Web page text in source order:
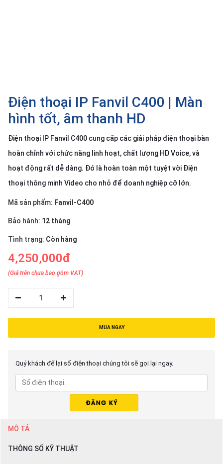
Điện thoại IP Fanvil C400 | Màn
hình tốt, âm thanh HD
Điện thoại IP Fanvil C400 cung cấp các giải pháp điện thoại bàn
hoàn chỉnh với chức năng linh hoạt, chất lượng HD Voice, và
hoạt động rất dễ dàng. Đó là hoàn toàn một tuyệt vời Điện
thoại thông minh Video cho nhỏ để doanh nghiệp cỡ lớn.
Mã sản phẩm: Fanvil-C400
Bảo hành: 12 tháng
Tình trạng: Còn hàng
4,250,000đ
(Giá trên chưa bao gồm VAT)
1
MUA NGAY
Quý khách để lại số điện thoại chúng tôi sẽ gọi lại ngay.
MÔ TẢ
THÔNG SỐ KỸ THUẬT
pháp
Dịch
vụ
Hỗ
Tin
tức
hệ
Giới
thiệu
NGỮ
Tiếng